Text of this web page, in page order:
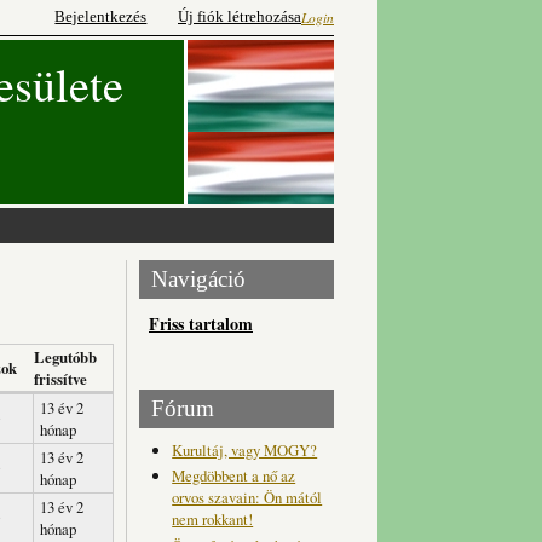
Login
Bejelentkezés Új fiók létrehozása
Legutóbb
frissítve
13 év 2
hónap
13 év 2
hónap
13 év 2
hónap
Navigáció
Friss tartalom
Fórum
Kurultáj, vagy MOGY?
Megdöbbent a nő az
orvos szavain: Ön mától
nem rokkant!